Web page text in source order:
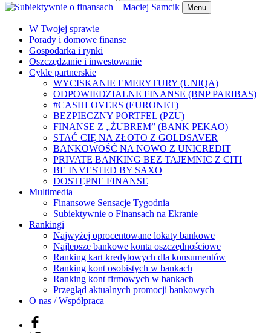
Menu
W Twojej sprawie
Porady i domowe finanse
Gospodarka i rynki
Oszczędzanie i inwestowanie
Cykle partnerskie
WYCISKANIE EMERYTURY (UNIQA)
ODPOWIEDZIALNE FINANSE (BNP PARIBAS)
#CASHLOVERS (EURONET)
BEZPIECZNY PORTFEL (PZU)
FINANSE Z „ŻUBREM” (BANK PEKAO)
STAĆ CIĘ NA ZŁOTO Z GOLDSAVER
BANKOWOŚĆ NA NOWO Z UNICREDIT
PRIVATE BANKING BEZ TAJEMNIC Z CITI
BE INVESTED BY SAXO
DOSTĘPNE FINANSE
Multimedia
Finansowe Sensacje Tygodnia
Subiektywnie o Finansach na Ekranie
Rankingi
Najwyżej oprocentowane lokaty bankowe
Najlepsze bankowe konta oszczędnościowe
Ranking kart kredytowych dla konsumentów
Ranking kont osobistych w bankach
Ranking kont firmowych w bankach
Przegląd aktualnych promocji bankowych
O nas / Współpraca